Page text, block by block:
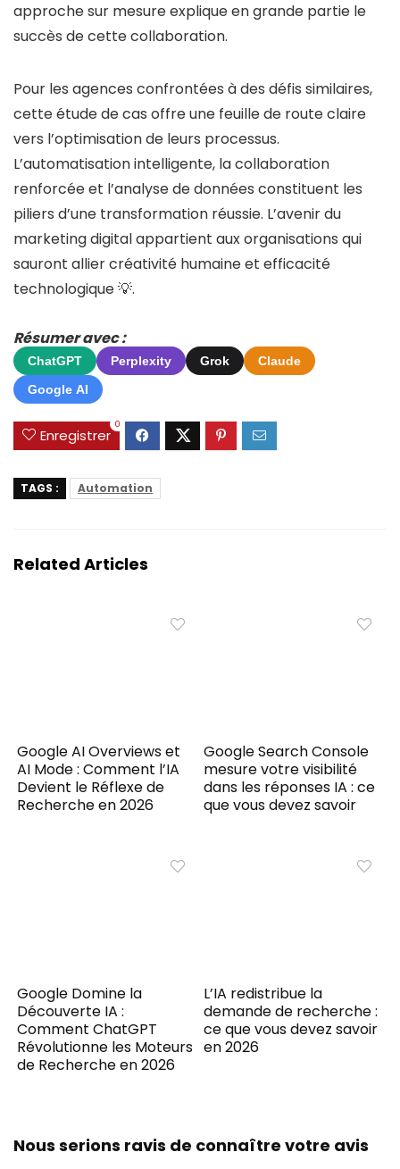
approche sur mesure explique en grande partie le
succès de cette collaboration.
Pour les agences confrontées à des défis similaires,
cette étude de cas offre une feuille de route claire
vers l’optimisation de leurs processus.
L’automatisation intelligente, la collaboration
renforcée et l’analyse de données constituent les
piliers d’une transformation réussie. L’avenir du
marketing digital appartient aux organisations qui
sauront allier créativité humaine et efficacité
technologique 💡.
Résumer avec :
ChatGPT Perplexity Grok
Claude
Google AI
Enregistrer
0
TAGS : Automation
Related Articles
Google AI Overviews et
AI Mode : Comment l’IA
Devient le Réflexe de
Recherche en 2026
Google Search Console
mesure votre visibilité
dans les réponses IA : ce
que vous devez savoir
Google Domine la
Découverte IA :
Comment ChatGPT
Révolutionne les Moteurs
de Recherche en 2026
L’IA redistribue la
demande de recherche :
ce que vous devez savoir
en 2026
Nous serions ravis de connaître votre avis